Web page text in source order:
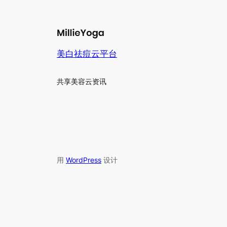
美白祛痘云平台
共享美容云资讯
用 WordPress 设计